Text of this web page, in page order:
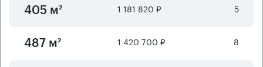
405 м² 1 181 820 ₽ 5
487 м² 1 420 700 ₽ 8